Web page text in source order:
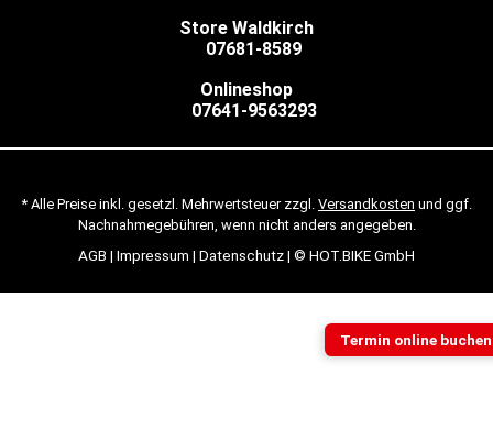
Termin online buchen
Store Waldkirch
07681-8589
Onlineshop
07641-9563293
* Alle Preise inkl. gesetzl. Mehrwertsteuer zzgl. Versandkosten und ggf.
Nachnahmegebühren, wenn nicht anders angegeben.
AGB | Impressum | Datenschutz| © HOT.BIKE GmbH